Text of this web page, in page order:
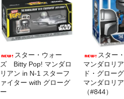
スター・ウォー
ズ Bitty Pop! マンダロ
リアン in N-1 スターフ
ァイター with グローグ
ー
スター
マンダロリ
ド・グロー
マンダロリ
（#844）